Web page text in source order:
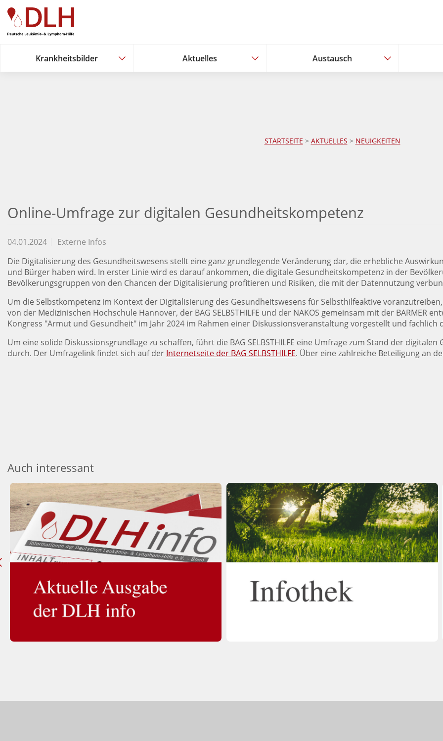
Zum Hauptinhalt springen
Krankheitsbilder
Krankheitsbilder Aktuelles
Aktuelles Austausch
Austausch
STARTSEITE > AKTUELLES > NEUIGKEITEN
Online-Umfrage zur digitalen Gesundheitskompetenz
04.01.2024
Externe Infos
Die Digitalisierung des Gesundheitswesens stellt eine ganz grundlegende Veränderung dar, die erhebliche
und Bürger haben wird. In erster Linie wird es darauf ankommen, die digitale Gesundheitskompetenz in der
Bevölkerungsgruppen von den Chancen der Digitalisierung profitieren und Risiken, die mit der Datennutzung
Um die Selbstkompetenz im Kontext der Digitalisierung des Gesundheitswesens für Selbsthilfeaktive
von der Medizinischen Hochschule Hannover, der BAG SELBSTHILFE und der NAKOS gemeinsam mit der BARMER
Kongress "Armut und Gesundheit" im Jahr 2024 im Rahmen einer Diskussionsveranstaltung vorgestellt und fachlich
Um eine solide Diskussionsgrundlage zu schaffen, führt die BAG SELBSTHILFE eine Umfrage zum Stand der
durch. Der Umfragelink findet sich auf der Internetseite der BAG SELBSTHILFE. Über eine zahlreiche Beteiligung an
Auch interessant